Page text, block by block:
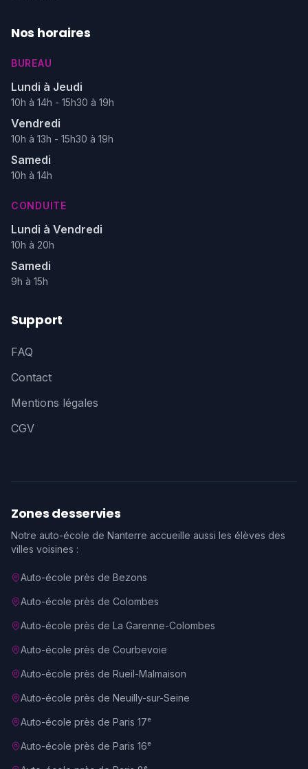
Nos horaires
BUREAU
Lundi à Jeudi
10h à 14h - 15h30 à 19h
Vendredi
10h à 13h - 15h30 à 19h
Samedi
10h à 14h
CONDUITE
Lundi à Vendredi
10h à 20h
Samedi
9h à 15h
Support
FAQ
Contact
Mentions légales
CGV
Zones desservies
Notre auto-école de Nanterre accueille aussi les élèves des
villes voisines :
Auto-école près de Bezons
Auto-école près de Colombes
Auto-école près de La Garenne-Colombes
Auto-école près de Courbevoie
Auto-école près de Rueil-Malmaison
Auto-école près de Neuilly-sur-Seine
Auto-école près de Paris 17ᵉ
Auto-école près de Paris 16ᵉ